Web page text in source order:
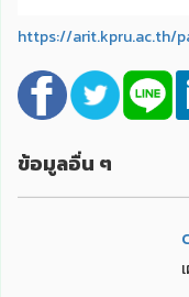
https://arit.kpru.ac.th/
ข้อมูลอื่น ๆ